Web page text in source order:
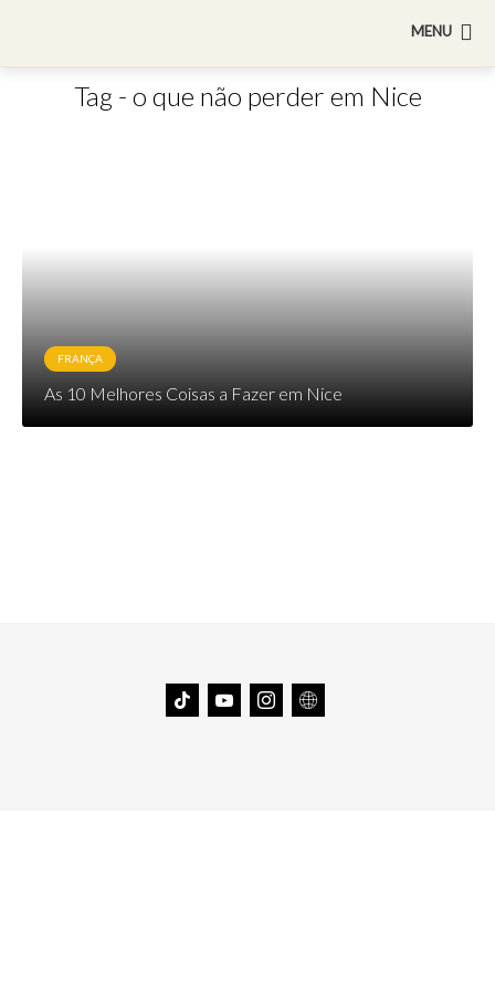
MENU
Tag - o que não perder em Nice
FRANÇA
As 10 Melhores Coisas a Fazer em Nice